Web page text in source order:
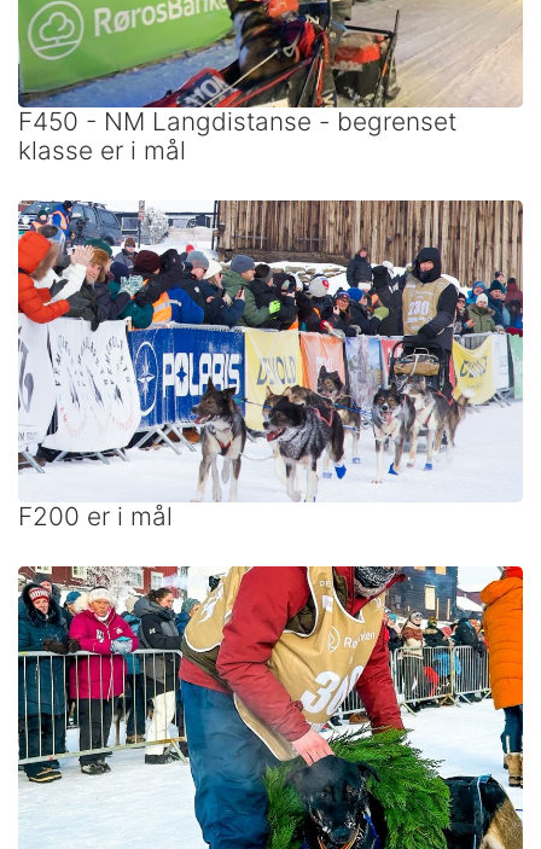
F450 - NM Langdistanse - begrenset
klasse er i mål
F200 er i mål